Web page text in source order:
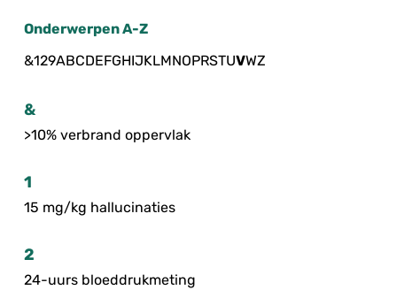
Onderwerpen A-Z
&129ABCDEFGHIJKLMNOPRSTUVWZ
&
>10% verbrand oppervlak
1
15 mg/kg hallucinaties
2
24-uurs bloeddrukmeting